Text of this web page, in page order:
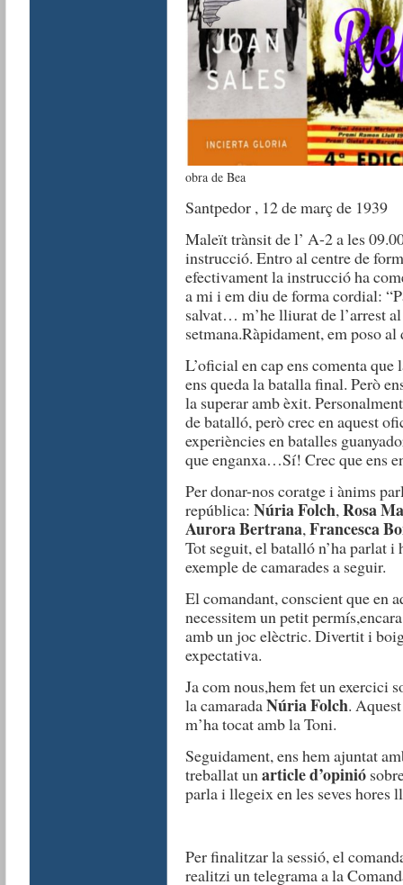
obra de Bea
Santpedor , 12 de març de 1939
Maleït trànsit de l’ A-2 a les
instrucció. Entro al centre de
efectivament la instrucció ha
a mi i em diu de forma cordial:
salvat… m’he lliurat de l’arrest
setmana.Ràpidament, em poso
L’oficial en cap ens comenta
ens queda la batalla final. Però
la superar amb èxit.
de batalló, però crec en aquest
experiències en batalles
que enganxa…Sí! Crec que ens
Per donar-nos coratge i ànims
república: Núria Folch,Rosa
Aurora Bertrana,Francesca
Tot seguit, el batalló n’ha parlat
exemple de camarades a seguir.
El comandant, conscient que en
necessitem un petit
amb un joc elèctric. Divertit i
expectativa.
Ja com nous,hem fet un exercici
la camaradaNúria Folch.
m’ha tocat amb la Toni.
Seguidament, ens hem ajuntat
treballat unarticle d’opinió
parla i llegeix en les seves hores
Per finalitzar la sessió, el
realitzi un telegrama a la